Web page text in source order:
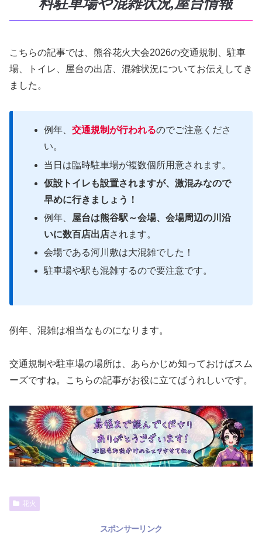
料駐車場や混雑状況,屋台情報
こちらの記事では、熊谷花火大会2026の交通規制、駐車
場、トイレ、屋台の出店、混雑状況についてお伝えしてき
ました。
例年、交通規制が行われるのでご注意くださ
い。
当日は臨時駐車場が複数個所用意されます。
仮設トイレも設置されますが、激混みなので
早めに行きましょう！
例年、 屋台は熊谷駅～会場、会場周辺の川沿
いに数百店出店されます。
会場である河川敷は大混雑でした！
駐車場や駅も混雑するので要注意です。
例年、混雑は相当なものになります。
交通規制や駐車場の場所は、あらかじめ知っておけばスム
ーズですね。こちらの記事がお役に立てばうれしいです。
花火
スポンサーリンク